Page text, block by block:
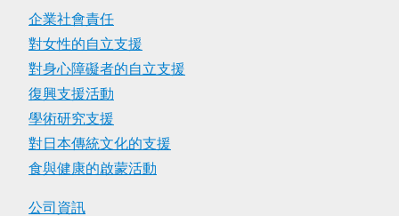
企業社會責任
對女性的自立支援
對身心障礙者的自立支援
復興支援活動
學術研究支援
對日本傳統文化的支援
食與健康的啟蒙活動
公司資訊